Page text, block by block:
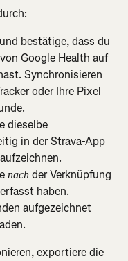
bestätige, dass du
Google Health auf
Synchronisieren
oder Ihre Pixel
dieselbe
in der Strava-App
nach der Verknüpfung
haben.
aufgezeichnet
exportiere die